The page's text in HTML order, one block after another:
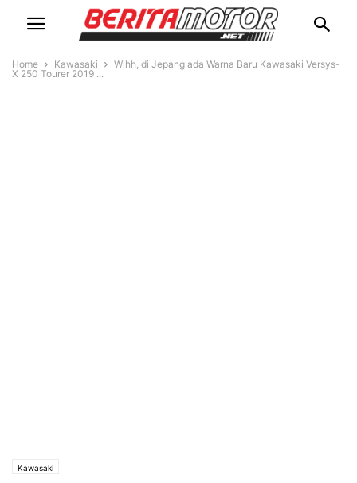
Home Kawasaki
Wihh, di Jepang ada Warna Baru Kawasaki Versys-
X 250 Tourer 2019 ...
Kawasaki